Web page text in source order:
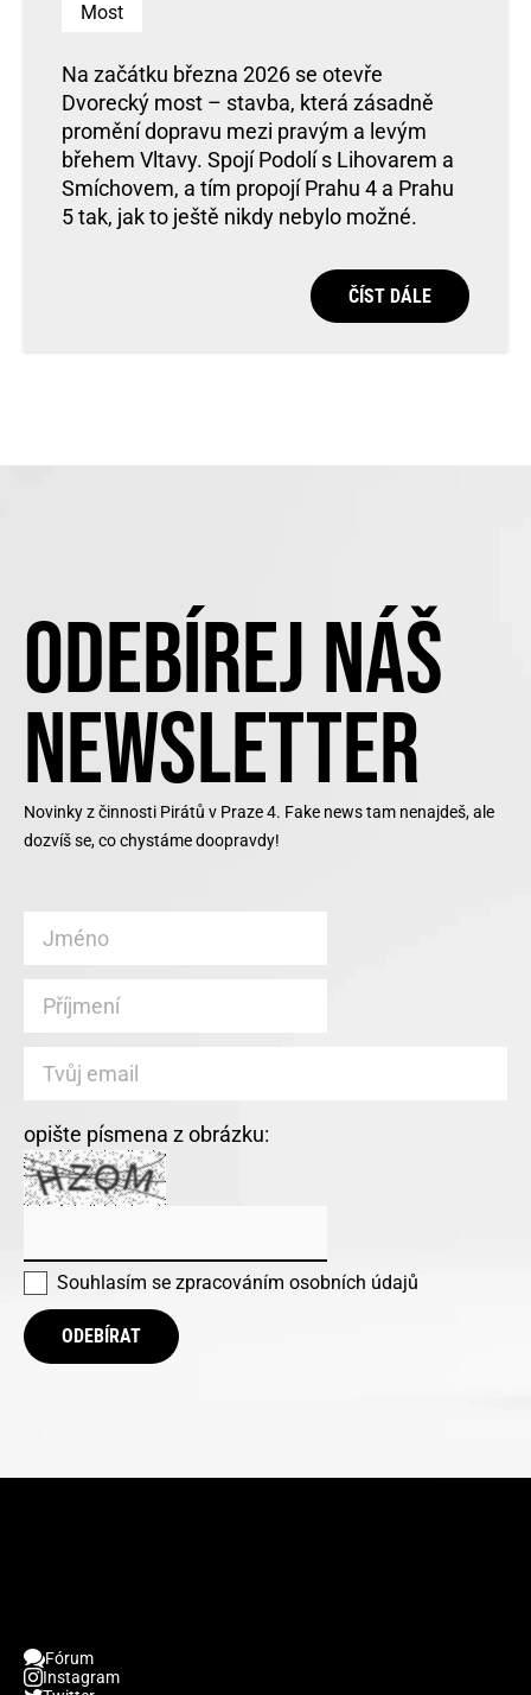
Most
Na začátku března 2026 se otevře
Dvorecký most – stavba, která zásadně
promění dopravu mezi pravým a levým
břehem Vltavy. Spojí Podolí s Lihovarem a
Smíchovem, a tím propojí Prahu 4 a Prahu
5 tak, jak to ještě nikdy nebylo možné.
ČÍST DÁLE
ODEBÍREJ NÁŠ
NEWSLETTER
Novinky z činnosti Pirátů v Praze 4. Fake news tam nenajdeš, ale
dozvíš se, co chystáme doopravdy!
opište písmena z obrázku:
Souhlasím se zpracováním osobních údajů
ODEBÍRAT
Fórum
Instagram